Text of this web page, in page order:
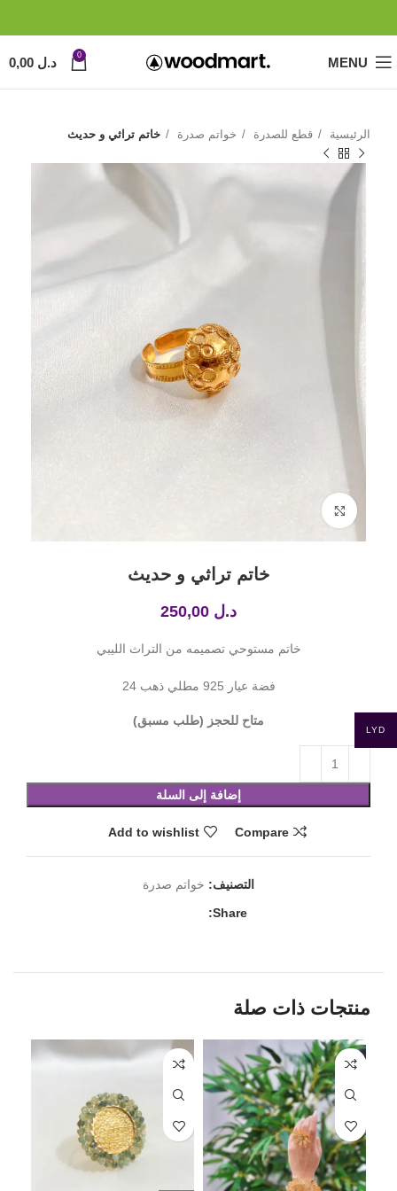
MENU
0 د.ل
الرئيسية قطع للصدرة خواتم صدرة خاتم تراثي و حديث
خاتم تراثي و حديث
د.ل
خاتم مستوحي تصميمه من التراث الليبي
فضة عيار 925 مطلي ذهب 24
متاح للحجز (طلب مسبق)
إضافة إلى السلة
Compare
Add to wishlist
التصنيف: خواتم صدرة
Share:
منتجات ذات صلة
LYD